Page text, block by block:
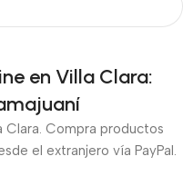
en Villa Clara:
Clara. Compra productos
el extranjero vía PayPal.